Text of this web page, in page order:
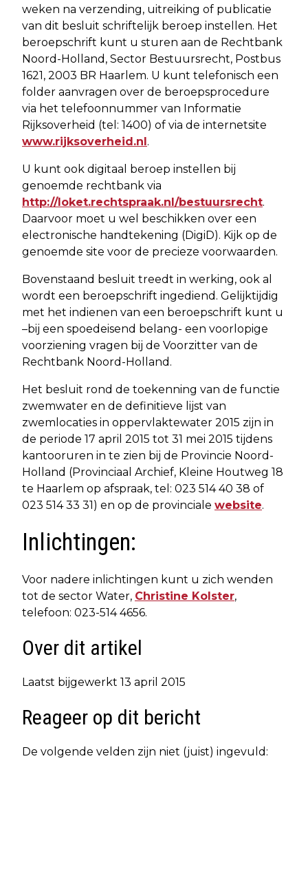
weken na verzending, uitreiking of publicatie
van dit besluit schriftelijk beroep instellen. Het
beroepschrift kunt u sturen aan de Rechtbank
Noord-Holland, Sector Bestuursrecht, Postbus
1621, 2003 BR Haarlem. U kunt telefonisch een
folder aanvragen over de beroepsprocedure
via het telefoonnummer van Informatie
Rijksoverheid (tel: 1400) of via de internetsite
www.rijksoverheid.nl.
U kunt ook digitaal beroep instellen bij
genoemde rechtbank via
http://loket.rechtspraak.nl/bestuursrecht.
Daarvoor moet u wel beschikken over een
electronische handtekening (DigiD). Kijk op de
genoemde site voor de precieze voorwaarden.
Bovenstaand besluit treedt in werking, ook al
wordt een beroepschrift ingediend. Gelijktijdig
met het indienen van een beroepschrift kunt u
–bij een spoedeisend belang- een voorlopige
voorziening vragen bij de Voorzitter van de
Rechtbank Noord-Holland.
Het besluit rond de toekenning van de functie
zwemwater en de definitieve lijst van
zwemlocaties in oppervlaktewater 2015 zijn in
de periode 17 april 2015 tot 31 mei 2015 tijdens
kantooruren in te zien bij de Provincie Noord-
Holland (Provinciaal Archief, Kleine Houtweg 18
te Haarlem op afspraak, tel: 023 514 40 38 of
023 514 33 31) en op de provinciale website.
Inlichtingen:
Voor nadere inlichtingen kunt u zich wenden
tot de sector Water, Christine Kolster,
telefoon: 023-514 4656.
Over dit artikel
Laatst bijgewerkt 13 april 2015
Reageer op dit bericht
De volgende velden zijn niet (juist) ingevuld: